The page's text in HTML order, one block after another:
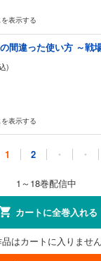
表示する
)
表示する
1 2 ・ ・
1～18巻配信中
カートに全巻入れる
はカートに入りません